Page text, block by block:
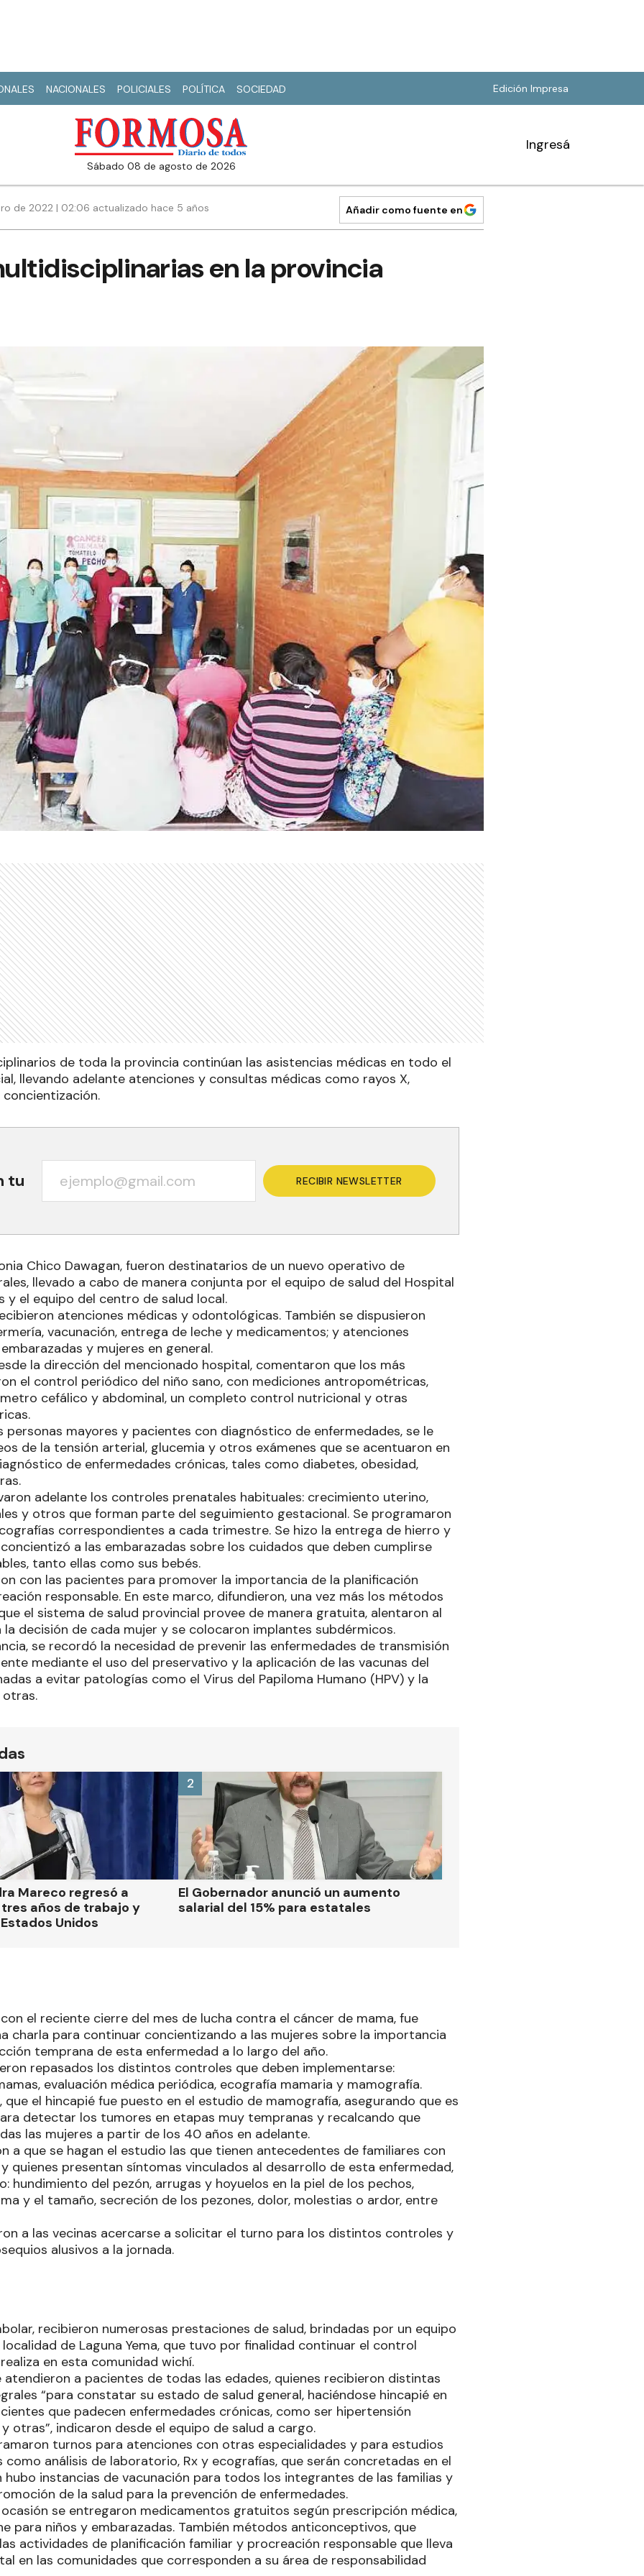
NACIONALES POLICIALES POLÍTICA SOCIEDAD Edición Impresa
sábado 08 de agosto de 2026
Ingresá
de 2022 | 02:06 actualizado hace 5 años Añadir como fuente en
en la provincia
de toda la provincia continúan las asistencias médicas en todo el
llevando adelante atenciones y consultas médicas como rayos X,
tu RECIBIR NEWSLETTER
Chico Dawagan, fueron destinatarios de un nuevo operativo de
llevado a cabo de manera conjunta por el equipo de salud del Hospital
y el equipo del centro de salud local.
atenciones médicas y odontológicas. También se dispusieron
vacunación, entrega de leche y medicamentos; y atenciones
y mujeres en general.
la dirección del mencionado hospital, comentaron que los más
el control periódico del niño sano, con mediciones antropométricas,
cefálico y abdominal, un completo control nutricional y otras
personas mayores y pacientes con diagnóstico de enfermedades, se le
de la tensión arterial, glucemia y otros exámenes que se acentuaron en
de enfermedades crónicas, tales como diabetes, obesidad,
adelante los controles prenatales habituales: crecimiento uterino,
y otros que forman parte del seguimiento gestacional. Se programaron
correspondientes a cada trimestre. Se hizo la entrega de hierro y
a las embarazadas sobre los cuidados que deben cumplirse
tanto ellas como sus bebés.
con las pacientes para promover la importancia de la planificación
responsable. En este marco, difundieron, una vez más los métodos
el sistema de salud provincial provee de manera gratuita, alentaron al
decisión de cada mujer y se colocaron implantes subdérmicos.
se recordó la necesidad de prevenir las enfermedades de transmisión
mediante el uso del preservativo y la aplicación de las vacunas del
a evitar patologías como el Virus del Papiloma Humano (HPV) y la
Mareco regresó a
años de trabajo y
Unidos
El Gobernador anunció un aumento
salarial del 15% para estatales
2
el reciente cierre del mes de lucha contra el cáncer de mama, fue
charla para continuar concientizando a las mujeres sobre la importancia
temprana de esta enfermedad a lo largo del año.
repasados los distintos controles que deben implementarse:
evaluación médica periódica, ecografía mamaria y mamografía.
que el hincapié fue puesto en el estudio de mamografía, asegurando que es
detectar los tumores en etapas muy tempranas y recalcando que
las mujeres a partir de los 40 años en adelante.
a que se hagan el estudio las que tienen antecedentes de familiares con
quienes presentan síntomas vinculados al desarrollo de esta enfermedad,
hundimiento del pezón, arrugas y hoyuelos en la piel de los pechos,
y el tamaño, secreción de los pezones, dolor, molestias o ardor, entre
a las vecinas acercarse a solicitar el turno para los distintos controles y
alusivos a la jornada.
recibieron numerosas prestaciones de salud, brindadas por un equipo
de Laguna Yema, que tuvo por finalidad continuar el control
en esta comunidad wichí.
atendieron a pacientes de todas las edades, quienes recibieron distintas
“para constatar su estado de salud general, haciéndose hincapié en
que padecen enfermedades crónicas, como ser hipertensión
otras”, indicaron desde el equipo de salud a cargo.
turnos para atenciones con otras especialidades y para estudios
análisis de laboratorio, Rx y ecografías, que serán concretadas en el
hubo instancias de vacunación para todos los integrantes de las familias y
de la salud para la prevención de enfermedades.
se entregaron medicamentos gratuitos según prescripción médica,
para niños y embarazadas. También métodos anticonceptivos, que
actividades de planificación familiar y procreación responsable que lleva
en las comunidades que corresponden a su área de responsabilidad